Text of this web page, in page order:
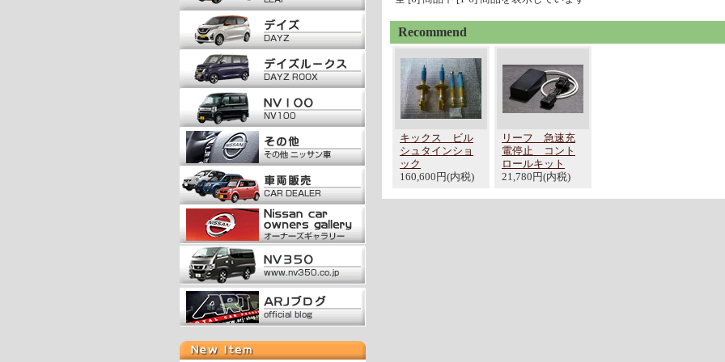
Recommend
キックス ビル
シュタインショ
ック
160,600円(内税)
リーフ 急速充
電停止 コント
ロールキット
21,780円(内税)